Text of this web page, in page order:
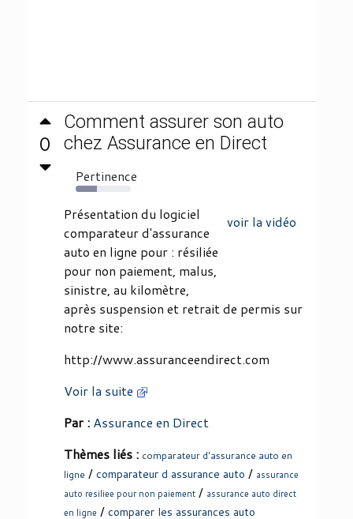
0
Comment assurer son auto
chez Assurance en Direct
Pertinence
39%
voir la vidéo
Présentation du logiciel
comparateur d'assurance
auto en ligne pour : résiliée
pour non paiement, malus,
sinistre, au kilomètre,
après suspension et retrait de permis sur
notre site:
http://www.assuranceendirect.com
Voir la suite
Par : Assurance en Direct
Thèmes liés : comparateur d'assurance auto en
ligne / comparateur d assurance auto / assurance
auto resiliee pour non paiement / assurance auto direct
en ligne / comparer les assurances auto